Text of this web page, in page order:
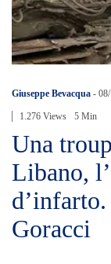
Giuseppe Bevacqua -
1.276 Views 5 Min
Una
Libano,
Goracci